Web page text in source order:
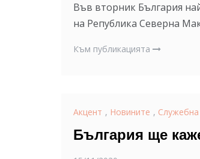
Във вторник България
на Република Северна
Към публикацията
Акцент , Новините , Служебна
България ще